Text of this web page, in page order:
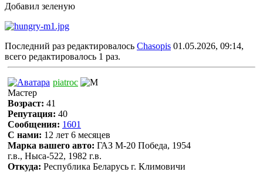
Добавил зеленую
Последний раз редактировалось Chasopis 01.05.2026, 09:14,
всего редактировалось 1 раз.
piatroc
Мастер
Возраст: 41
Репутация: 40
Сообщения: 1601
С нами: 12 лет 6 месяцев
Марка вашего авто: ГАЗ М-20 Победа, 1954
г.в., Ныса-522, 1982 г.в.
Откуда: Республика Беларусь г. Климовичи